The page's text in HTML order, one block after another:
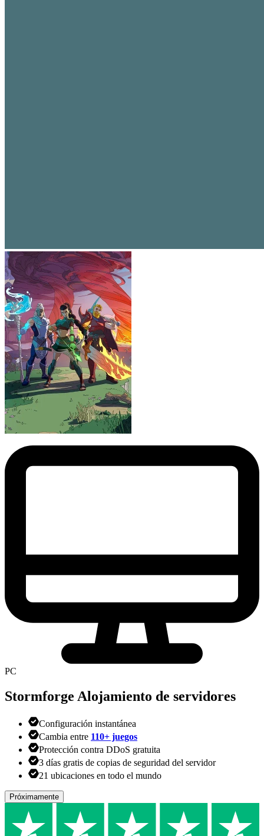
PC
Stormforge Alojamiento de servidores
Configuración instantánea
Cambia entre 110+ juegos
Protección contra DDoS gratuita
3 días gratis de copias de seguridad del servidor
21 ubicaciones en todo el mundo
Próximamente